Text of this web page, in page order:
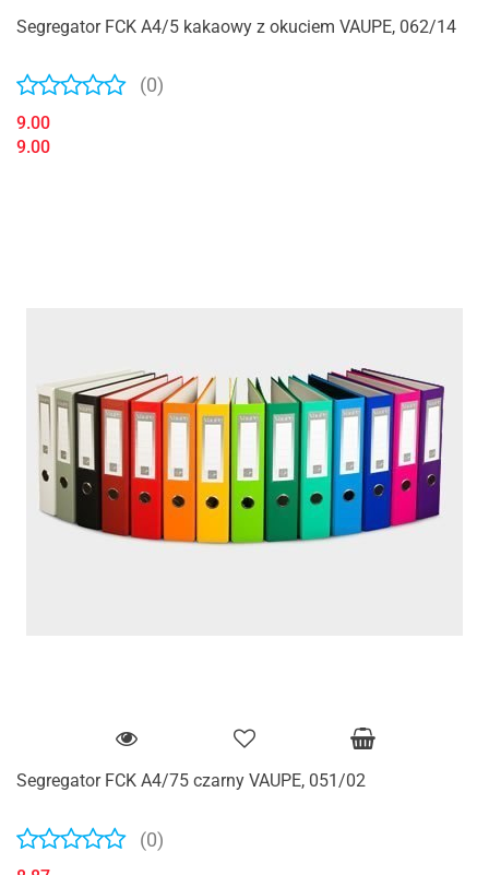
Segregator FCK A4/5 kakaowy z okuciem VAUPE, 062/14
(0)
9.00
9.00
Segregator FCK A4/75 czarny VAUPE, 051/02
(0)